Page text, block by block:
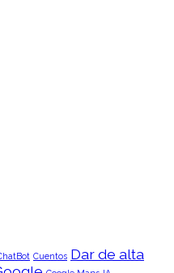
Cuentos Dar de alta